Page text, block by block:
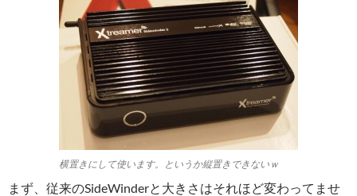
横置きにして使います。というか縦置きできないｗ
まず、従来のSideWinderと大きさはそれほど変わってませ